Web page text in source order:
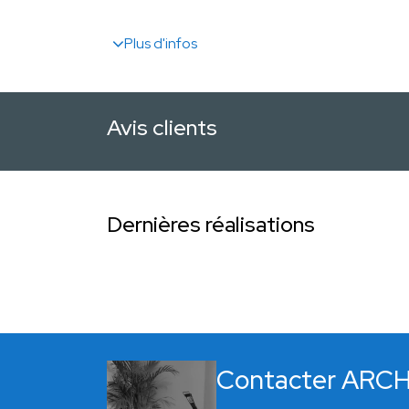
Plus d'infos
Avis clients
Dernières réalisations
Contacter